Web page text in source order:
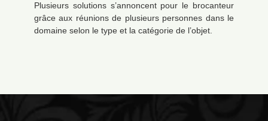
Plusieurs solutions s’annoncent pour le brocanteur
grâce aux réunions de plusieurs personnes dans le
domaine selon le type et la catégorie de l’objet.